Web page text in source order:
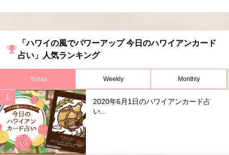
「ハワイの風でパワーアップ 今日のハワイアンカード
占い」人気ランキング
Today Weekly Monthly
2020年6月1日のハワイアンカード占
い...